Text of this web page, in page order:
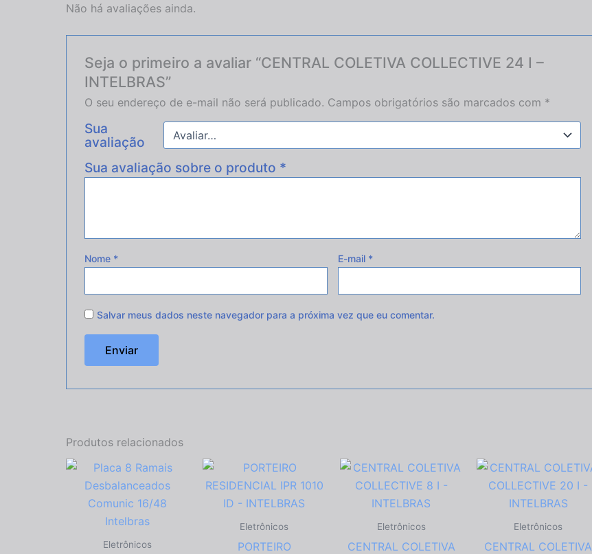
Não há avaliações ainda.
Seja o primeiro a avaliar “CENTRAL COLETIVA COLLECTIVE 24 I –
INTELBRAS”
O seu endereço de e-mail não será publicado. Campos obrigatórios são marcados com *
Sua
avaliação
Sua avaliação sobre o produto *
Nome * E-mail *
Salvar meus dados neste navegador para a próxima vez que eu comentar.
Produtos relacionados
Eletrônicos
Eletrônicos
PORTEIRO
Eletrônicos
CENTRAL COLETIVA
Eletrônicos
CENTRAL COLETIVA